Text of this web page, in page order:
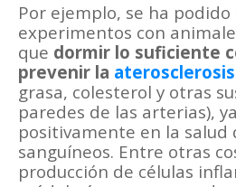
Por ejemplo, se ha
experimentos con
que dormir lo suficiente
prevenir la aterosclerosis
grasa, colesterol y otras
paredes de las arterias),
positivamente en la salud
sanguíneos. Entre otras
producción de células